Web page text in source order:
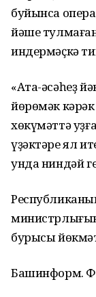
буйынса
йәше
индермәҫкә
«Ата-әсәһеҙ
йөрөмәк
хөкүмәттә
үҙәктәре ял
унда ниндәй
бурысы
Башинформ.